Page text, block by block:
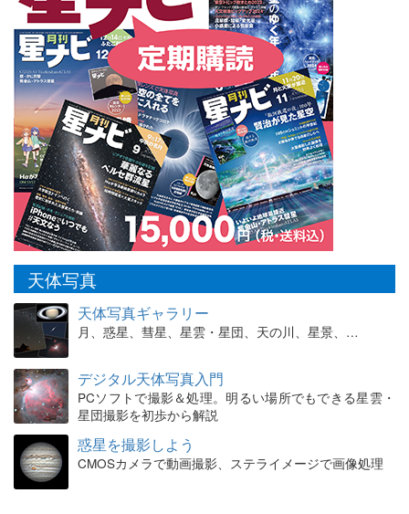
天体写真
天体写真ギャラリー
月、惑星、彗星、星雲・星団、天の川、星景、…
デジタル天体写真入門
PCソフトで撮影＆処理。明るい場所でもできる星雲・
星団撮影を初歩から解説
惑星を撮影しよう
CMOSカメラで動画撮影、ステライメージで画像処理